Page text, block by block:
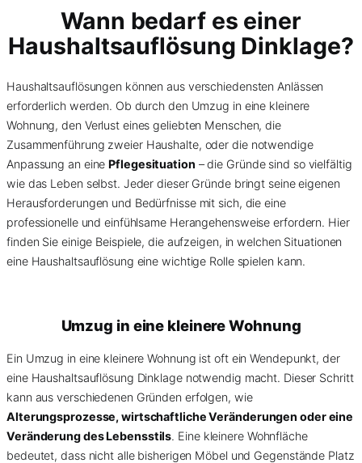
Wann bedarf es einer
Haushaltsauflösung Dinklage?
Haushaltsauflösungen können aus verschiedensten Anlässen
erforderlich werden. Ob durch den Umzug in eine kleinere
Wohnung, den Verlust eines geliebten Menschen, die
Zusammenführung zweier Haushalte, oder die notwendige
Anpassung an einePflegesituation – die Gründe sind so vielfältig
wie das Leben selbst. Jeder dieser Gründe bringt seine eigenen
Herausforderungen und Bedürfnisse mit sich, die eine
professionelle und einfühlsame Herangehensweise erfordern. Hier
finden Sie einige Beispiele, die aufzeigen, in welchen Situationen
eine Haushaltsauflösung eine wichtige Rolle spielen kann.
Umzug in eine kleinere Wohnung
Ein Umzug in eine kleinere Wohnung ist oft ein Wendepunkt, der
eine Haushaltsauflösung Dinklage notwendig macht. Dieser Schritt
kann aus verschiedenen Gründen erfolgen, wie
Alterungsprozesse, wirtschaftliche Veränderungen oder eine
Veränderung des Lebensstils. Eine kleinere Wohnfläche
bedeutet, dass nicht alle bisherigen Möbel und Gegenstände Platz